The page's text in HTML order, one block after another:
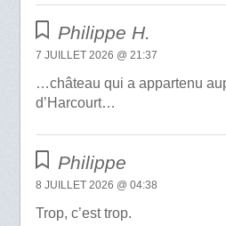
Philippe H.
7 JUILLET 2026 @ 21:37
…château qui a appartenu
d’Harcourt…
Philippe
8 JUILLET 2026 @ 04:38
Trop, c’est trop.